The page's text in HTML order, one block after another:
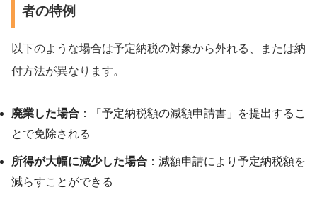
者の特例
以下のような場合は予定納税の対象から外れる、または納
付方法が異なります。
廃業した場合 ：「予定納税額の減額申請書」を提出するこ
とで免除される
所得が大幅に減少した場合 ：減額申請により予定納税額を
減らすことができる